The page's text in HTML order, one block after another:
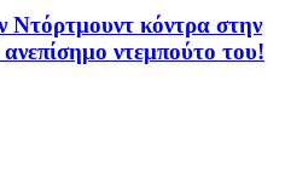
Ντόρτμουντ κόντρα στην
ντεμπούτο του!